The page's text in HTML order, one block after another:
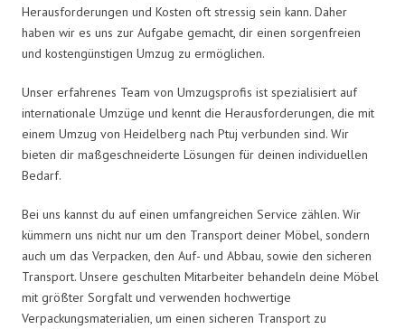
Herausforderungen und Kosten oft stressig sein kann. Daher
haben wir es uns zur Aufgabe gemacht, dir einen sorgenfreien
und kostengünstigen Umzug zu ermöglichen.
Unser erfahrenes Team von Umzugsprofis ist spezialisiert auf
internationale Umzüge und kennt die Herausforderungen, die mit
einem Umzug von Heidelberg nach Ptuj verbunden sind. Wir
bieten dir maßgeschneiderte Lösungen für deinen individuellen
Bedarf.
Bei uns kannst du auf einen umfangreichen Service zählen. Wir
kümmern uns nicht nur um den Transport deiner Möbel, sondern
auch um das Verpacken, den Auf- und Abbau, sowie den sicheren
Transport. Unsere geschulten Mitarbeiter behandeln deine Möbel
mit größter Sorgfalt und verwenden hochwertige
Verpackungsmaterialien, um einen sicheren Transport zu